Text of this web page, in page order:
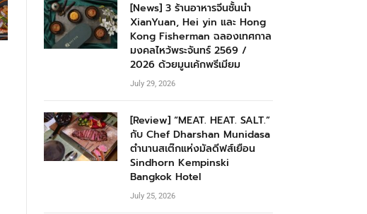
[News] 3 ร้านอาหารจีนชั้นนำ
XianYuan, Hei yin และ Hong
Kong Fisherman ฉลองเทศกาล
มงคลไหว้พระจันทร์ 2569 /
2026 ด้วยมูนเค้กพรีเมียม
July 29, 2026
[Review] “MEAT. HEAT. SALT.”
กับ Chef Dharshan Munidasa
ตำนานสเต๊กแห่งมัลดีฟส์เยือน
Sindhorn Kempinski
Bangkok Hotel
July 25, 2026